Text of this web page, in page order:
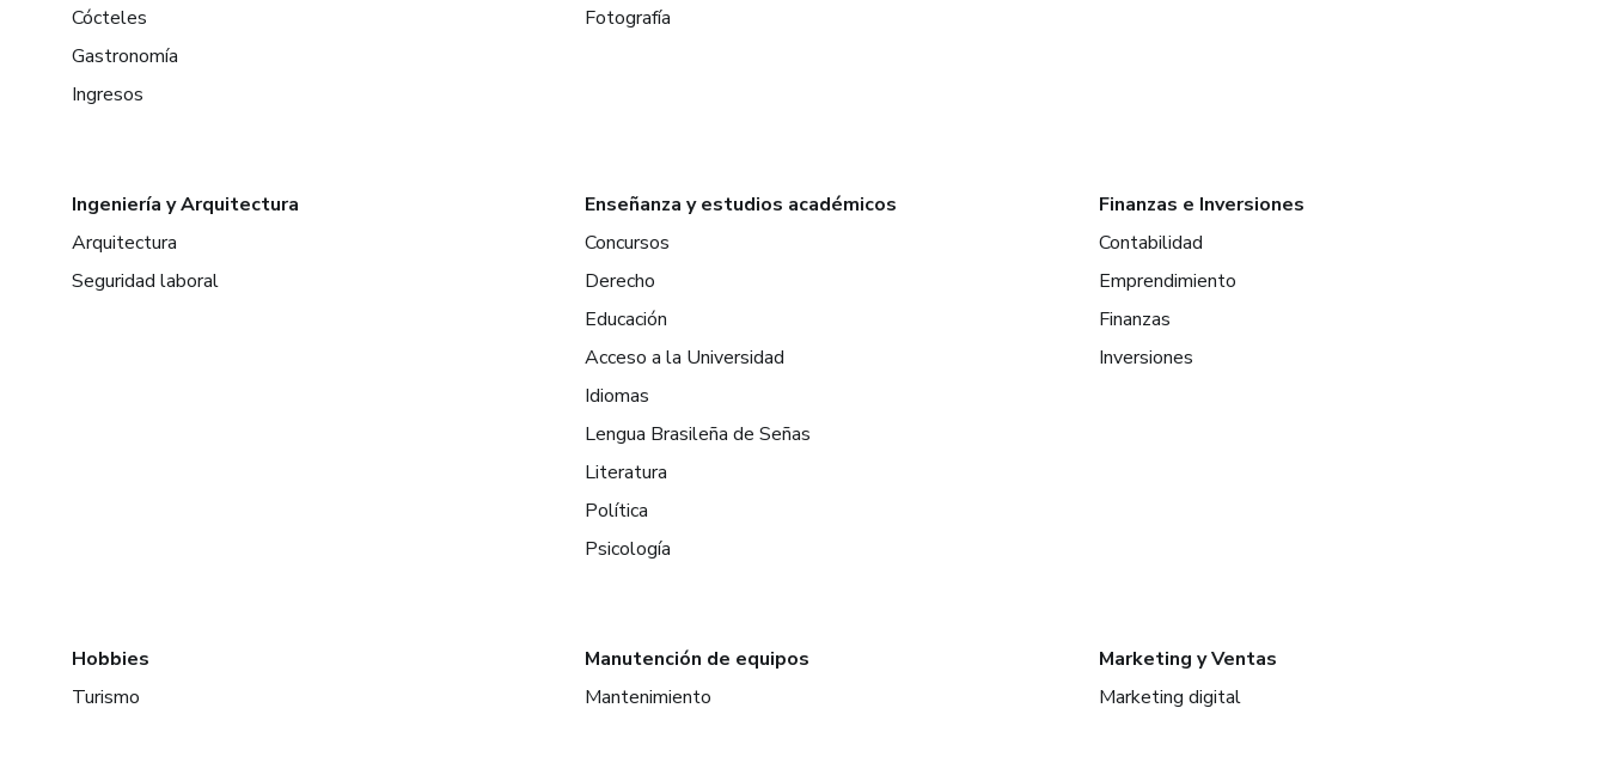
Cócteles
Gastronomía
Ingresos
Fotografía
Ingeniería y Arquitectura
Arquitectura
Seguridad laboral
Enseñanza y estudios académicos
Concursos
Derecho
Educación
Acceso a la Universidad
Idiomas
Lengua Brasileña de Señas
Literatura
Política
Psicología
Finanzas e Inversiones
Contabilidad
Emprendimiento
Finanzas
Inversiones
Hobbies
Turismo
Manutención de equipos
Mantenimiento
Marketing y Ventas
Marketing digital